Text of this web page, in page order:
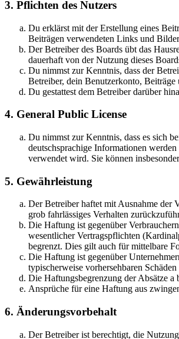
3. Pflichten des Nutzers
Du erklärst mit der Erstellung eines
Beiträgen verwendeten Links und
Der Betreiber des Boards übt das
dauerhaft von der Nutzung dieses
Du nimmst zur Kenntnis, dass der
Betreiber, dein Benutzerkonto,
Du gestattest dem Betreiber darüber
4. General Public License
Du nimmst zur Kenntnis, dass es sich
deutschsprachige Informationen
verwendet wird. Sie können
5. Gewährleistung
Der Betreiber haftet mit Ausnahme der
grob fahrlässiges Verhalten
Die Haftung ist gegenüber
wesentlicher Vertragspflichten
begrenzt. Dies gilt auch für mittelbare
Die Haftung ist gegenüber
typischerweise vorhersehbaren
Die Haftungsbegrenzung der Absätze
Ansprüche für eine Haftung aus
6. Änderungsvorbehalt
Der Betreiber ist berechtigt, die